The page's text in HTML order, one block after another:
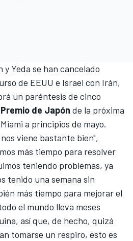
y Yeda se han cancelado
de EEUU e Israel con Irán,
un paréntesis de cinco
de Japón de la próxima
a principios de mayo.
viene bastante bien",
más tiempo para resolver
teniendo problemas, ya
tenido una semana sin
más tiempo para mejorar el
el mundo lleva meses
así que, de hecho, quizá
tomarse un respiro, esto es